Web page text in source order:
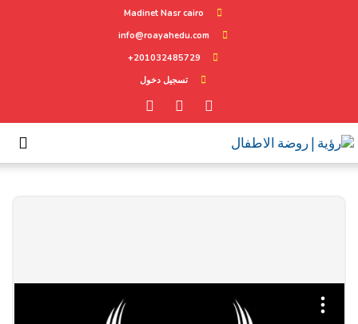
Madinet Nasr cairo
info@roayahedu.com
201032485729+
تسجيل دخول